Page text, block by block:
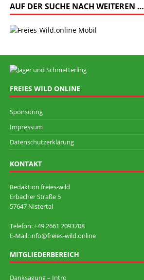
AUF DER SUCHE NACH WEITEREN …
FREIES WILD ONLINE
Sponsoring
Impressum
Datenschutzerklärung
KONTAKT
Redaktion freies-wild
Erbacher Straße 5
57647 Nistertal
Telefon: +49 ‭2661 2093708
E-Mail: info@freies-wild.online
MITGLIEDERBEREICH
Danksagung – Intro